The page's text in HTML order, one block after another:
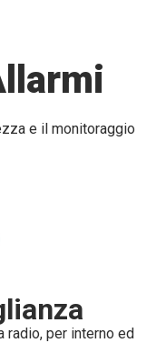
e il monitoraggio
radio, per interno ed